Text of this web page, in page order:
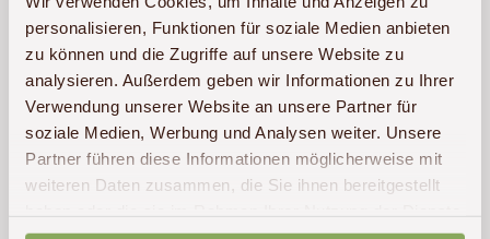
personalisieren, Funktionen für soziale Medien anbieten
zu können und die Zugriffe auf unsere Website zu
analysieren. Außerdem geben wir Informationen zu Ihrer
Verwendung unserer Website an unsere Partner für
soziale Medien, Werbung und Analysen weiter. Unsere
Partner führen diese Informationen möglicherweise mit
weiteren Daten zusammen, die Sie ihnen bereitgestellt